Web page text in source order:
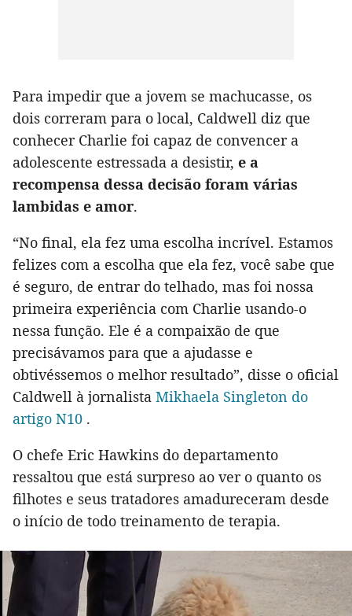
Para impedir que a jovem se machucasse, os
dois correram para o local, Caldwell diz que
conhecer Charlie foi capaz de convencer a
adolescente estressada a desistir, e a
recompensa dessa decisão foram várias
lambidas e amor.
“No final, ela fez uma escolha incrível. Estamos
felizes com a escolha que ela fez, você sabe que
é seguro, de entrar do telhado, mas foi nossa
primeira experiência com Charlie usando-o
nessa função. Ele é a compaixão de que
precisávamos para que a ajudasse e
obtivéssemos o melhor resultado”, disse o oficial
Caldwell à jornalista Mikhaela Singleton do
artigo N10 .
O chefe Eric Hawkins do departamento
ressaltou que está surpreso ao ver o quanto os
filhotes e seus tratadores amadureceram desde
o início de todo treinamento de terapia.